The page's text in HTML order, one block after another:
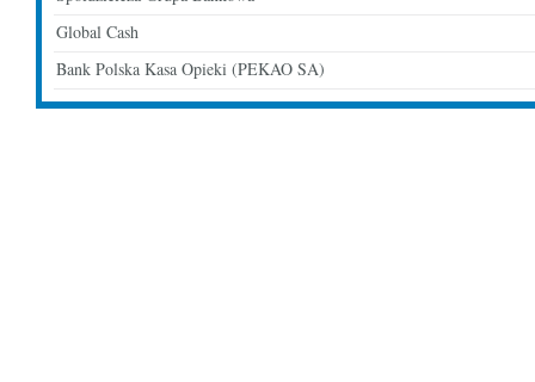
Global Cash
Bank Polska Kasa Opieki (PEKAO SA)